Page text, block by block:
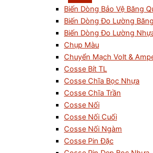
Biến Dòng Bảo Vệ Băng
Biến Dòng Đo Lường
Biến Dòng Đo Lường
Chụp Màu
Chuyển Mạch Volt &
Cosse Bít TL
Cosse Chĩa Bọc Nhựa
Cosse Chĩa Trần
Cosse Nối
Cosse Nối Cuối
Cosse Nối Ngàm
Cosse Pin Đặc